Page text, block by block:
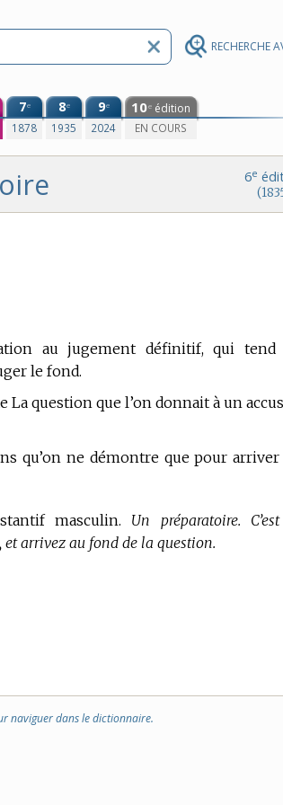
RECHERCHE
7e
1878
8e
1935
9e
2024
10e édition
EN COURS
6e
au jugement définitif, qui tend
le fond.
La question que l’on donnait à un
qu’on ne démontre que pour arriver
masculin. Un préparatoire.
arrivez au fond de la question.
naviguer dans le dictionnaire.